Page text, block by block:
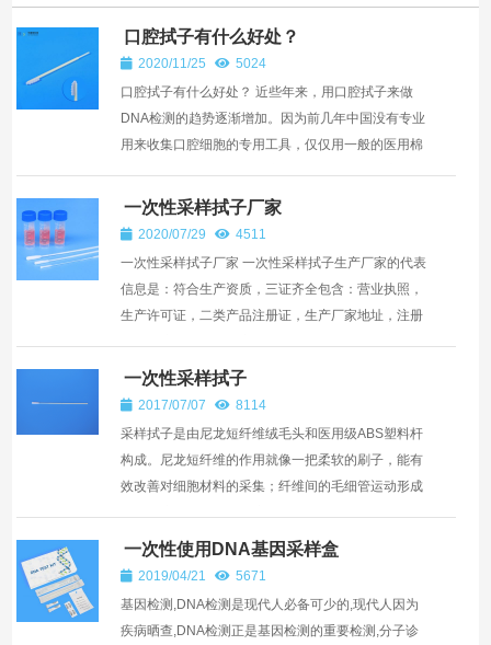
口腔拭子有什么好处？
2020/11/25
5024
口腔拭子有什么好处？ 近些年来，用口腔拭子来做
DNA检测的趋势逐渐增加。因为前几年中国没有专业
用来收集口腔细胞的专用工具，仅仅用一般的医用棉
次、幅度、检...
一次性采样拭子厂家
2020/07/29
4511
一次性采样拭子厂家 一次性采样拭子生产厂家的代表
信息是：符合生产资质，三证齐全包含：营业执照，
生产许可证，二类产品注册证，生产厂家地址，注册
性采样拭...
一次性采样拭子
2017/07/07
8114
采样拭子是由尼龙短纤维绒毛头和医用级ABS塑料杆
构成。尼龙短纤维的作用就像一把柔软的刷子，能有
效改善对细胞材料的采集；纤维间的毛细管运动形成
表面，易于洗脱...
一次性使用DNA基因采样盒
2019/04/21
5671
基因检测,DNA检测是现代人必备可少的,现代人因为
疾病晒查,DNA检测正是基因检测的重要检测,分子诊